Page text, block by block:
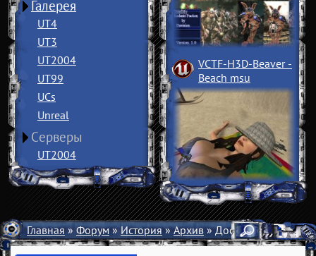
Галерея
UT4
UT3
UT2004
UT99
UCs
Unreal
Серверы
UT2004
VCTF-H3D-Beaver ­
Beach msu
Главная»Форум»История»Архив» Досчитать до 20000